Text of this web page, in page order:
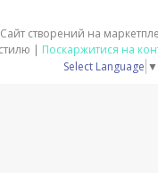
Сайт створений на
Інтернет магазин текстилю | Поскаржитися на
Select Language ▼